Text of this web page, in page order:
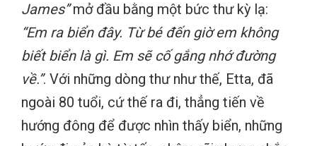
James”mở đầu bằng một bức thư kỳ lạ:
“Em ra biển đây. Từ bé đến giờ em không
biết biển là gì. Em sẽ cố gắng nhớ đường
về.”. Với những dòng thư như thế, Etta, đã
ngoài 80 tuổi, cứ thế ra đi, thẳng tiến về
hướng đông để được nhìn thấy biển, những